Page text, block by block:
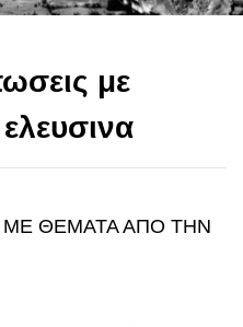
με
ΜΕ ΘΕΜΑΤΑ ΑΠΟ ΤΗΝ